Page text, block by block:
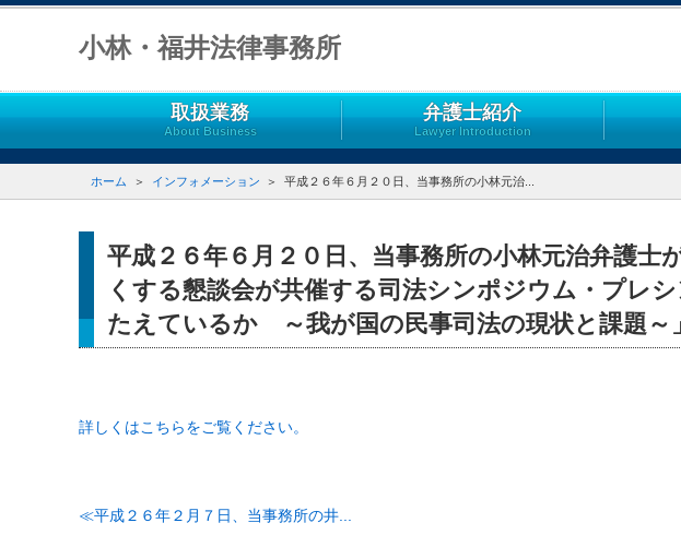
小林・福井法律事務所
取扱業務
About Business
弁護士紹介
Lawyer Introduction
ホーム インフォメーション 平成２６年６月２０日、当事務所の小林元治...
平成２６年６月２０日、当事務所の小林元治弁護士
くする懇談会が共催する司法シンポジウム・プレ
たえているか ～我が国の民事司法の現状と課題～
詳しくはこちらをご覧ください。
平成２６年２月７日、当事務所の井...